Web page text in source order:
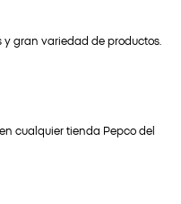
gran variedad de productos.
cualquier tienda Pepco del